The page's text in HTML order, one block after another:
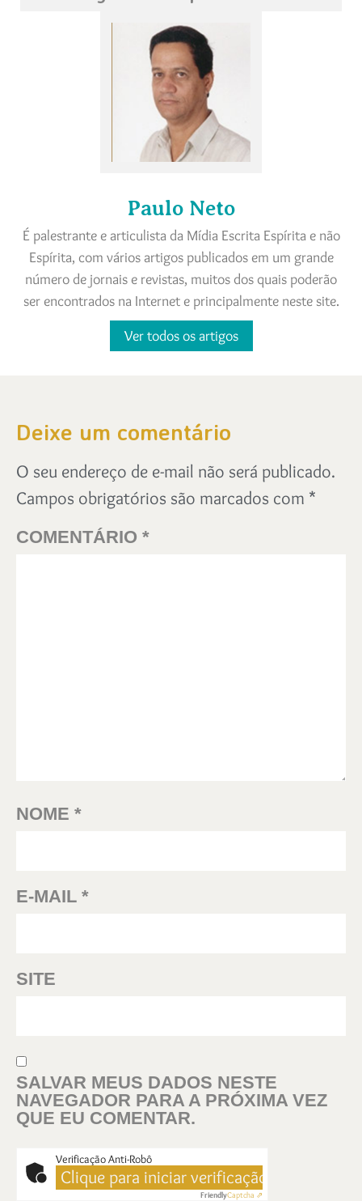
Paulo Neto
É palestrante e articulista da Mídia Escrita Espírita e não
Espírita, com vários artigos publicados em um grande
número de jornais e revistas, muitos dos quais poderão
ser encontrados na Internet e principalmente neste site.
Ver todos os artigos
Deixe um comentário
O seu endereço de e-mail não será publicado.
Campos obrigatórios são marcados com *
COMENTÁRIO *
NOME *
E-MAIL *
SITE
SALVAR MEUS DADOS NESTE
NAVEGADOR PARA A PRÓXIMA VEZ
QUE EU COMENTAR.
Verificação Anti-Robô
Clique para iniciar verificação
FriendlyCaptcha ⇗